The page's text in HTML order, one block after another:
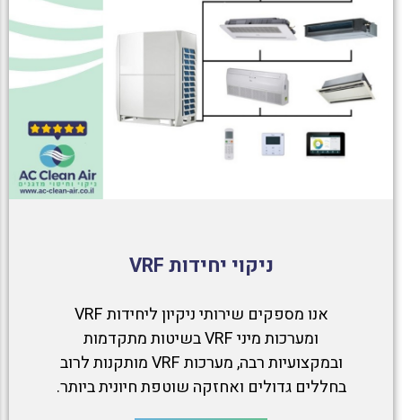
ניקוי יחידות VRF
אנו מספקים שירותי ניקיון ליחידות VRF
ומערכות מיני VRF בשיטות מתקדמות
ובמקצועיות רבה, מערכות VRF מותקנות לרוב
בחללים גדולים ואחזקה שוטפת חיונית ביותר.